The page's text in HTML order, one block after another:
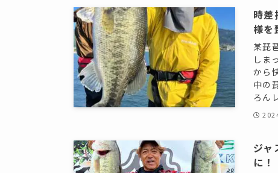
時差
様を
某琵
しま
から
中の
ろん
ジャ
に！